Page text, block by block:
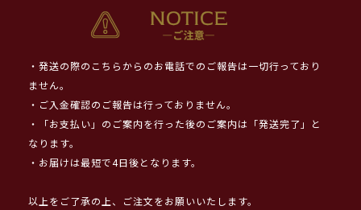
・発送の際のこちらからのお電話でのご報告は一切行っており
ません。
・ご入金確認のご報告は行っておりません。
・「お支払い」のご案内を行った後のご案内は「発送完了」と
なります。
・お届けは最短で4日後となります。
以上をご了承の上、ご注文をお願いいたします。